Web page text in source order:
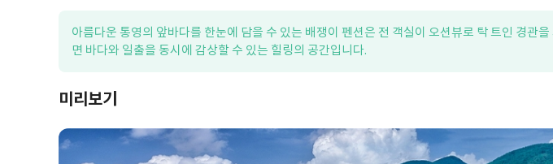
아름다운 통영의 앞바다를 한눈에 담을 수 있는 배쟁이 펜션은 전 객실이 오션뷰로 탁 트인 경관
면 바다와 일출을 동시에 감상할 수 있는 힐링의 공간입니다.
미리보기